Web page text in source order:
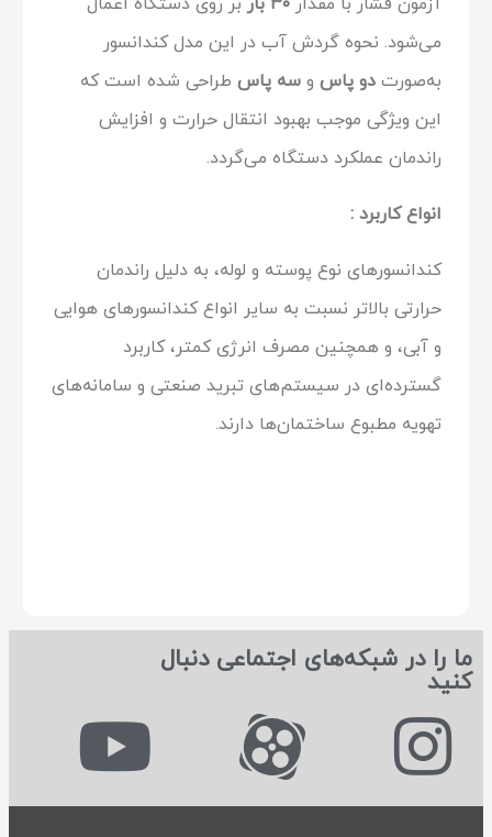
آزمون فشار با مقدار ۳۰ بار
بر روی دستگاه اعمال
می‌شود. نحوه گردش آب در این مدل کندانسور
به‌صورت دو پاس و سه پاس طراحی شده است که
این ویژگی موجب بهبود انتقال حرارت و افزایش
راندمان عملکرد دستگاه می‌گردد.
انواع کاربرد :
کندانسورهای نوع پوسته و لوله، به دلیل راندمان
حرارتی بالاتر نسبت به سایر انواع کندانسورهای هوایی
و آبی، و همچنین مصرف انرژی کمتر، کاربرد
گسترده‌ای در سیستم‌های تبرید صنعتی و سامانه‌های
تهویه مطبوع ساختمان‌ها دارند.
ما را در شبکه‌های اجتماعی دنبال
کنید